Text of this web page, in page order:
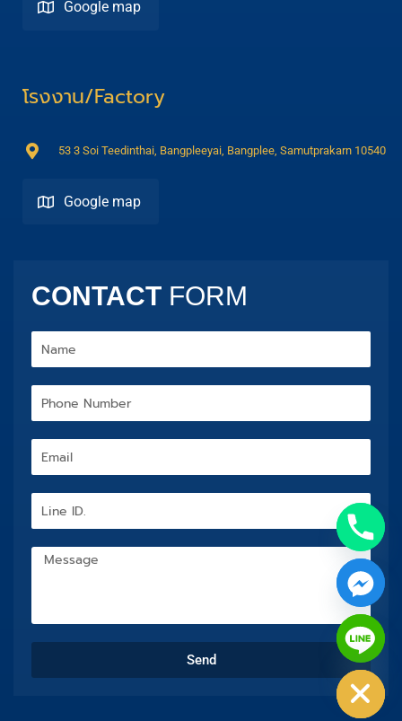
Google map
โรงงาน/Factory
53 3 Soi Teedinthai, Bangpleeyai, Bangplee, Samutprakarn 10540
Google map
CONTACT FORM
Message
Send Hide
chaty